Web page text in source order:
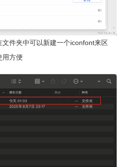
件夹中可以新建一个iconfont来区
用方便